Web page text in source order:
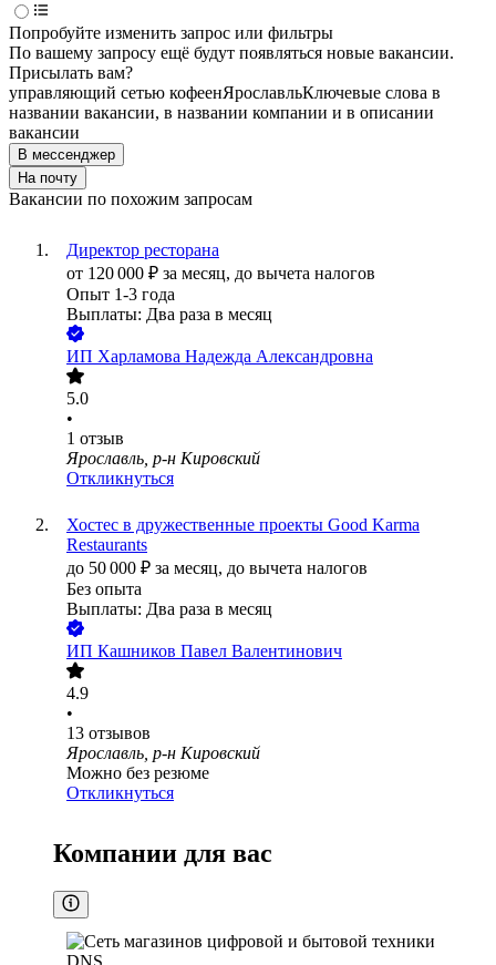
Попробуйте изменить запрос или фильтры
По вашему запросу ещё будут появляться новые вакансии.
Присылать вам?
управляющий сетью кофеенЯрославльКлючевые слова в
названии вакансии, в названии компании и в описании
вакансии
В мессенджер
На почту
Вакансии по похожим запросам
Директор ресторана
от 120 000 ₽ за месяц, до вычета налогов
Опыт 1-3 года
Выплаты: Два раза в месяц
ИП Харламова Надежда Александровна
5.0
•
1 отзыв
Ярославль, р-н Кировский
Откликнуться
Хостес в дружественные проекты Good Karma
Restaurants
до 50 000 ₽ за месяц, до вычета налогов
Без опыта
Выплаты: Два раза в месяц
ИП Кашников Павел Валентинович
4.9
•
13 отзывов
Ярославль, р-н Кировский
Можно без резюме
Откликнуться
Компании для вас